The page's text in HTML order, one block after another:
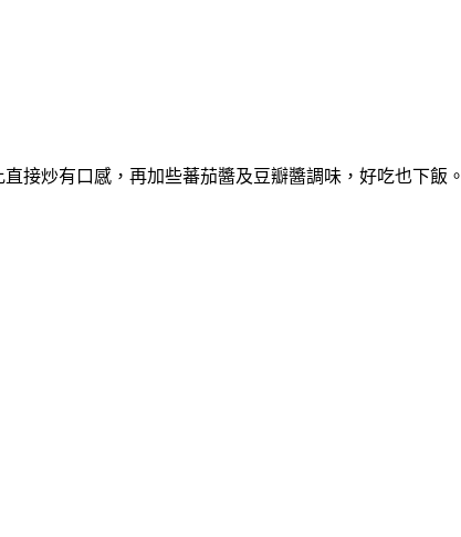
接炒有口感，再加些蕃茄醬及豆瓣醬調味，好吃也下飯。